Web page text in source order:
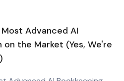
Advanced AI
on the Market (Yes, We're